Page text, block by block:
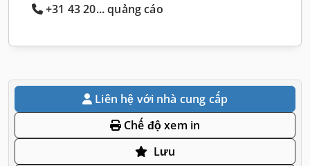
+31 43 20... quảng cáo
Liên hệ với nhà cung cấp
Chế độ xem in
Lưu